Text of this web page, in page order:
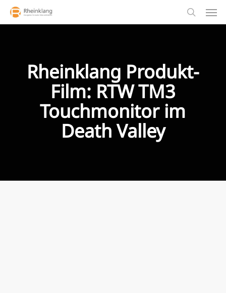
Skip
search
Rheinklang Produkt-
Film: RTW TM3
Touchmonitor im
Death Valley